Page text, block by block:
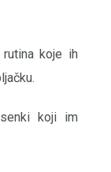
koje ih
koji im